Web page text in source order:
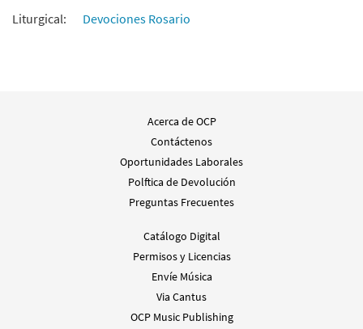
DIGITAL
Ave Maria [Acompañamiento Guitarra -
DIGITAL
Liturgical:
Devociones Rosario
Acerca de OCP
Contáctenos
Oportunidades Laborales
Polftica de Devolución
Preguntas Frecuentes
Catálogo Digital
Permisos y Licencias
Envíe Música
Via Cantus
OCP Music Publishing